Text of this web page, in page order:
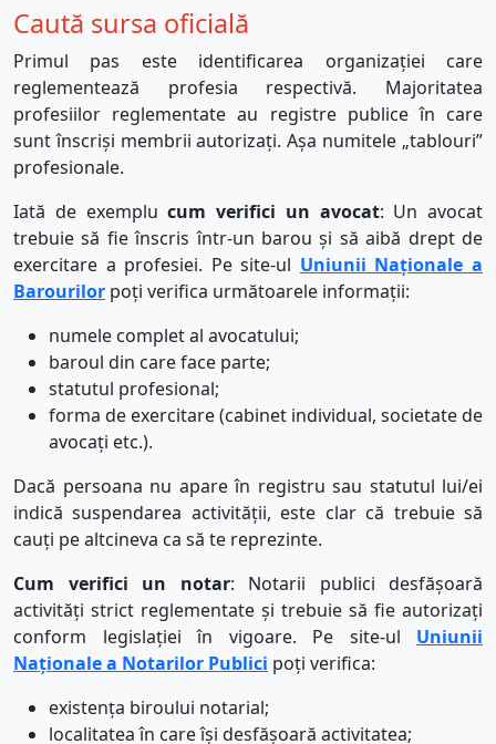
Caută sursa oficială
Primul pas este identificarea organizației care
reglementează profesia respectivă. Majoritatea
profesiilor reglementate au registre publice în care
sunt înscriși membrii autorizați. Așa numitele „tablouri”
profesionale.
Iată de exemplucum verifici un avocat: Un avocat
trebuie să fie înscris într-un barou și să aibă drept de
exercitare a profesiei. Pe site-ul Uniunii Naționale a
Barourilor poți verifica următoarele informații:
numele complet al avocatului;
baroul din care face parte;
statutul profesional;
forma de exercitare (cabinet individual, societate de
avocați etc.).
Dacă persoana nu apare în registru sau statutul lui/ei
indică suspendarea activității, este clar că trebuie să
cauți pe altcineva ca să te reprezinte.
Cum verifici un notar: Notarii publici desfășoară
activități strict reglementate și trebuie să fie autorizați
conform legislației în vigoare. Pe site-ul Uniunii
Naționale a Notarilor Publici poți verifica:
existența biroului notarial;
localitatea în care își desfășoară activitatea;